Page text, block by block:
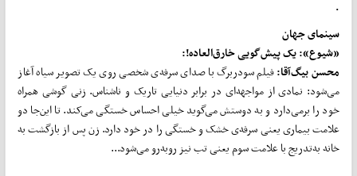
سینمای جهان
«شیوع»: یک پیش‌گویی خارق‌العاده!:
محسن بیگ‌آقا:فیلم سودربرگ با صدای سرفه‌ی شخصی روی یک تصویر سیاه آغاز
می‌شود: نمادی از مواجهه‌ای در برابر دنیایی تاریک و ناشناس. زنی گوشی همراه
خود را برمی‌دارد و به دوستش می‌گوید خیلی احساس خستگی می‌کند. تا این‌جا دو
علامت بیماری یعنی سرفه‌ی خشک و خستگی را در خود دارد. زن پس از بازگشت به
خانه به‌تدریج با علامت سوم یعنی تب نیز روبه‌رو می‌شود...